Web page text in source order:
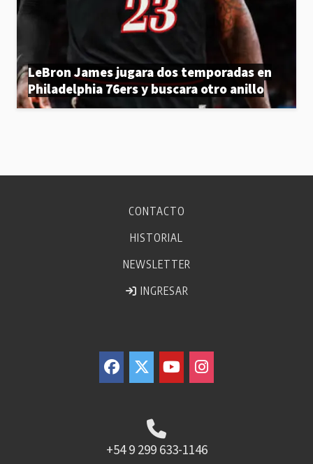
LeBron James jugara dos temporadas en
Philadelphia 76ers y buscara otro anillo
CONTACTO
HISTORIAL
NEWSLETTER
INGRESAR
+54 9 299 633-1146